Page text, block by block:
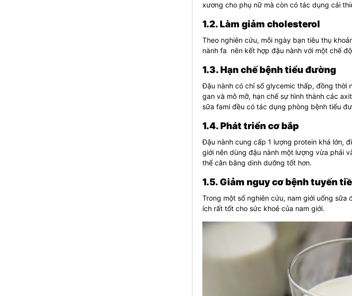
xương cho phụ nữ mà còn có tác dụng cải
1.2. Làm giảm cholesterol
Theo nghiên cứu, mỗi ngày bạn tiêu thụ
nành fa nên kết hợp đậu nành với một chế
1.3. Hạn chế bệnh tiểu đường
Đậu nành có chỉ số glycemic thấp, đồng thời
gan và mô mỡ, hạn chế sự hình thành các
sữa fami đều có tác dụng phòng bệnh tiểu
1.4. Phát triển cơ bắp
Đậu nành cung cấp 1 lượng protein khá lớn,
giới nên dùng đậu nành một lượng vừa phải
thể cân bằng dinh dưỡng tốt hơn.
1.5. Giảm nguy cơ bệnh tuyến
Trong một số nghiên cứu, nam giới uống
ích rất tốt cho sức khoẻ của nam giới.